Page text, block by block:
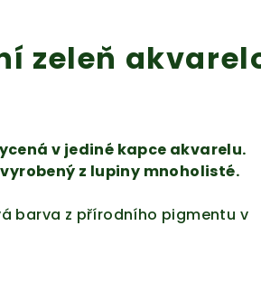
zeleň
v jediné kapce akvarelu.
z lupiny mnoholisté.
barva z přírodního pigmentu v